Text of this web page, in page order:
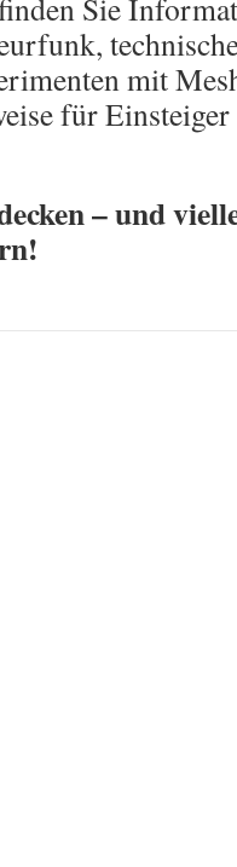
Sie
mit
für
– und